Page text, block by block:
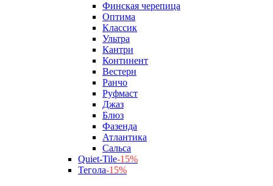
Финская черепица
Оптима
Классик
Ультра
Кантри
Континент
Вестерн
Ранчо
Руфмаст
Джаз
Блюз
Фазенда
Атлантика
Сальса
Quiet-Tile-15%
Тегола-15%